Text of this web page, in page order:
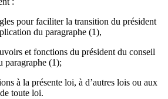
pour faciliter la transition du président
du paragraphe (1),
et fonctions du président du conseil
paragraphe (1);
à la présente loi, à d’autres lois ou aux
toute loi.